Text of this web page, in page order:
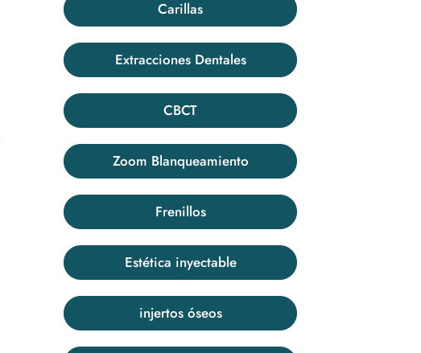
Carillas
Extracciones Dentales
CBCT
Zoom Blanqueamiento
Frenillos
Estética inyectable
injertos óseos